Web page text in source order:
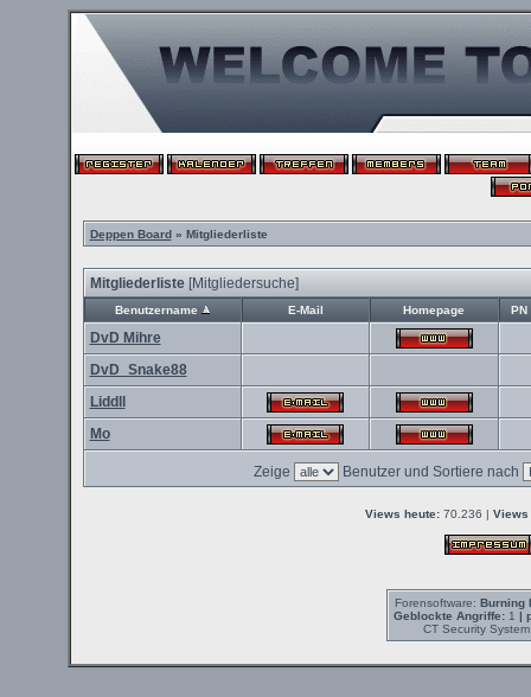
Deppen Board» Mitgliederliste
Mitgliederliste[Mitgliedersuche]
Benutzername E-Mail Homepage PN
DvD Mihre
DvD_Snake88
Liddll
Mo
Zeige Benutzer und Sortiere nach
Views heute:70.236 | Views
Forensoftware: Burning
Geblockte Angriffe:1 |
CT Security